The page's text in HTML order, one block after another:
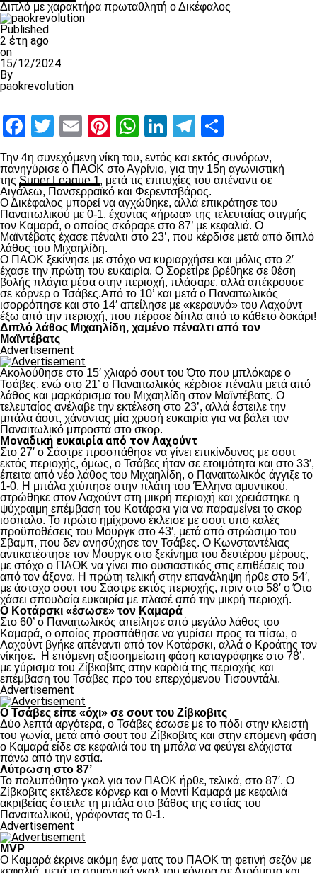
Διπλό με χαρακτήρα πρωταθλητή ο Δικέφαλος
Published
2 έτη ago
on
15/12/2024
By
paokrevolution
Facebook
Twitter
EmailPinterest
WhatsApp
LinkedIn
Telegram
Την 4η συνεχόμενη νίκη του, εντός και εκτός συνόρων,
πανηγύρισε ο ΠΑΟΚ στο Αγρίνιο, για την 15η αγωνιστική
της Super League 1, μετά τις επιτυχίες του απέναντι σε
Αιγάλεω, Πανσερραϊκό και Φερεντσβάρος.
Ο Δικέφαλος μπορεί να αγχώθηκε, αλλά επικράτησε του
Παναιτωλικού με 0-1, έχοντας «ήρωα» της τελευταίας στιγμής
τον Καμαρά, ο οποίος σκόραρε στο 87’ με κεφαλιά. Ο
Μαϊντέβατς έχασε πέναλτι στο 23’, που κέρδισε μετά από διπλό
λάθος του Μιχαηλίδη.
Ο ΠΑΟΚ ξεκίνησε με στόχο να κυριαρχήσει και μόλις στο 2′
έχασε την πρώτη του ευκαιρία. Ο Σορετίρε βρέθηκε σε θέση
βολής πλάγια μέσα στην περιοχή, πλάσαρε, αλλά απέκρουσε
σε κόρνερ ο Τσάβες.Από το 10’ και μετά ο Παναιτωλικός
ισορρόπησε και στο 14′ απείλησε με «κεραυνό» του Λαχούντ
έξω από την περιοχή, που πέρασε δίπλα από το κάθετο δοκάρι!
Διπλό λάθος Μιχαηλίδη, χαμένο πέναλτι από τον
Μαϊντέβατς
Advertisement
Ακολούθησε στο 15′ χλιαρό σουτ του Ότο που μπλόκαρε ο
Τσάβες, ενώ στο 21’ ο Παναιτωλικός κέρδισε πέναλτι μετά από
λάθος και μαρκάρισμα του Μιχαηλίδη στον Μαϊντέβατς. Ο
τελευταίος ανέλαβε την εκτέλεση στο 23’, αλλά έστειλε την
μπάλα άουτ, χάνοντας μία χρυσή ευκαιρία για να βάλει τον
Παναιτωλικό μπροστά στο σκορ.
Μοναδική ευκαιρία από τον Λαχούντ
Στο 27′ ο Σάστρε προσπάθησε να γίνει επικίνδυνος με σουτ
εκτός περιοχής, όμως, ο Τσάβες ήταν σε ετοιμότητα και στο 33′,
έπειτα από νέο λάθος του Μιχαηλίδη, ο Παναιτωλικός άγγιξε το
1-0. Η μπάλα χτύπησε στην πλάτη του Έλληνα αμυντικού,
στρώθηκε στον Λαχούντ στη μικρή περιοχή και χρειάστηκε η
ψύχραιμη επέμβαση του Κοτάρσκι για να παραμείνει το σκορ
ισόπαλο. Το πρώτο ημίχρονο έκλεισε με σουτ υπό καλές
προϋποθέσεις του Μουργκ στο 43′, μετά από στρώσιμο του
Σβαμπ, που δεν ανησύχησε τον Τσάβες. Ο Κωνσταντέλιας
αντικατέστησε τον Μουργκ στο ξεκίνημα του δευτέρου μέρους,
με στόχο ο ΠΑΟΚ να γίνει πιο ουσιαστικός στις επιθέσεις του
από τον άξονα. Η πρώτη τελική στην επανάληψη ήρθε στο 54′,
με άστοχο σουτ του Σάστρε εκτός περιοχής, πριν στο 58′ ο Ότο
χάσει σπουδαία ευκαιρία με πλασέ από την μικρή περιοχή.
Ο Κοτάρσκι «έσωσε» τον Καμαρά
Στο 60’ ο Παναιτωλικός απείλησε από μεγάλο λάθος του
Καμαρά, ο οποίος προσπάθησε να γυρίσει προς τα πίσω, ο
Λαχούντ βγήκε απέναντι από τον Κοτάρσκι, αλλά ο Κροάτης τον
νίκησε. Η επόμενη αξιοσημείωτη φάση καταγράφηκε στο 78’,
με γύρισμα του Ζίβκοβιτς στην καρδιά της περιοχής και
επέμβαση του Τσάβες προ του επερχόμενου Τισουντάλι.
Advertisement
Ο Τσάβες είπε «όχι» σε σουτ του Ζίβκοβιτς
Δύο λεπτά αργότερα, ο Τσάβες έσωσε με το πόδι στην κλειστή
του γωνία, μετά από σουτ του Ζίβκοβιτς και στην επόμενη φάση
ο Καμαρά είδε σε κεφαλιά του τη μπάλα να φεύγει ελάχιστα
πάνω από την εστία.
Λύτρωση στο 87’
Το πολυπόθητο γκολ για τον ΠΑΟΚ ήρθε, τελικά, στο 87′. Ο
Ζίβκοβιτς εκτέλεσε κόρνερ και ο Μαντί Καμαρά με κεφαλιά
ακριβείας έστειλε τη μπάλα στο βάθος της εστίας του
Παναιτωλικού, γράφοντας το 0-1.
Advertisement
MVP
Ο Καμαρά έκρινε ακόμη ένα ματς του ΠΑΟΚ τη φετινή σεζόν με